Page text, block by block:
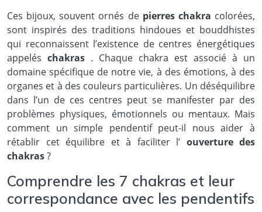
Ces bijoux, souvent ornés de pierres chakra colorées,
sont inspirés des traditions hindoues et bouddhistes
qui reconnaissent l’existence de centres énergétiques
appelés chakras . Chaque chakra est associé à un
domaine spécifique de notre vie, à des émotions, à des
organes et à des couleurs particulières. Un déséquilibre
dans l’un de ces centres peut se manifester par des
problèmes physiques, émotionnels ou mentaux. Mais
comment un simple pendentif peut-il nous aider à
rétablir cet équilibre et à faciliter l’ ouverture des
chakras?
Comprendre les 7 chakras et leur
correspondance avec les pendentifs